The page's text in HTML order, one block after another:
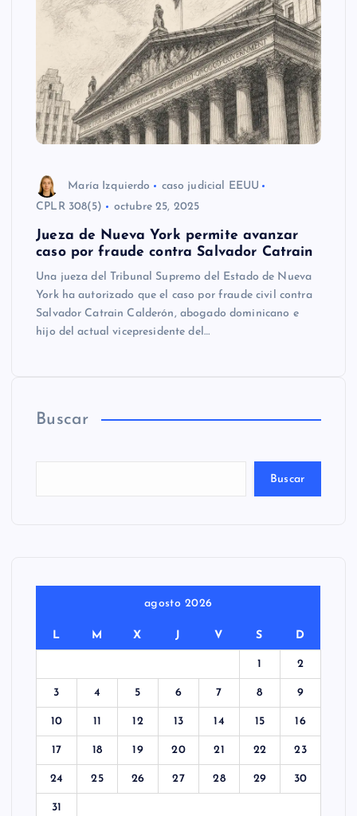
María Izquierdo
caso judicial EEUU
CPLR 308(5)
octubre 25, 2025
Jueza de Nueva York permite avanzar
caso por fraude contra Salvador Catrain
Una jueza del Tribunal Supremo del Estado de Nueva
York ha autorizado que el caso por fraude civil contra
Salvador Catrain Calderón, abogado dominicano e
hijo del actual vicepresidente del…
Buscar
Buscar
agosto 2026
L M X J V S D
1 2
3 4 5 6 7 8 9
10 11 12 13 14 15 16
17 18 19 20 21 22 23
24 25 26 27 28 29 30
31